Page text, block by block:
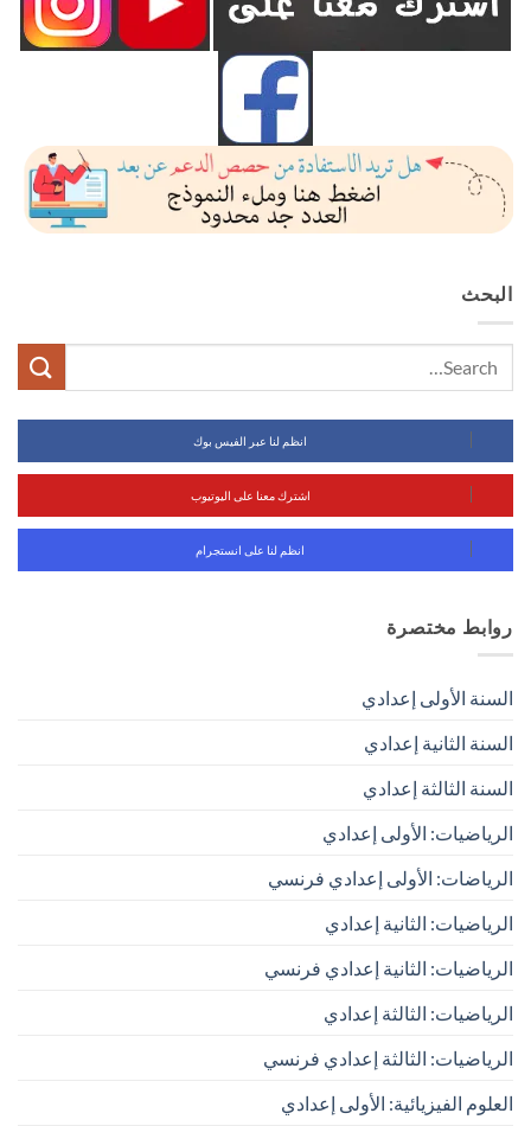
البحث
انظم لنا عبر الفيس بوك
اشترك معنا على اليوتيوب
انظم لنا على انستجرام
روابط مختصرة
السنة الأولى إعدادي
السنة الثانية إعدادي
السنة الثالثة إعدادي
الرياضيات: الأولى إعدادي
الرياضات: الأولى إعدادي فرنسي
الرياضيات: الثانية إعدادي
الرياضيات: الثانية إعدادي فرنسي
الرياضيات: الثالثة إعدادي
الرياضيات: الثالثة إعدادي فرنسي
العلوم الفيزيائية: الأولى إعدادي